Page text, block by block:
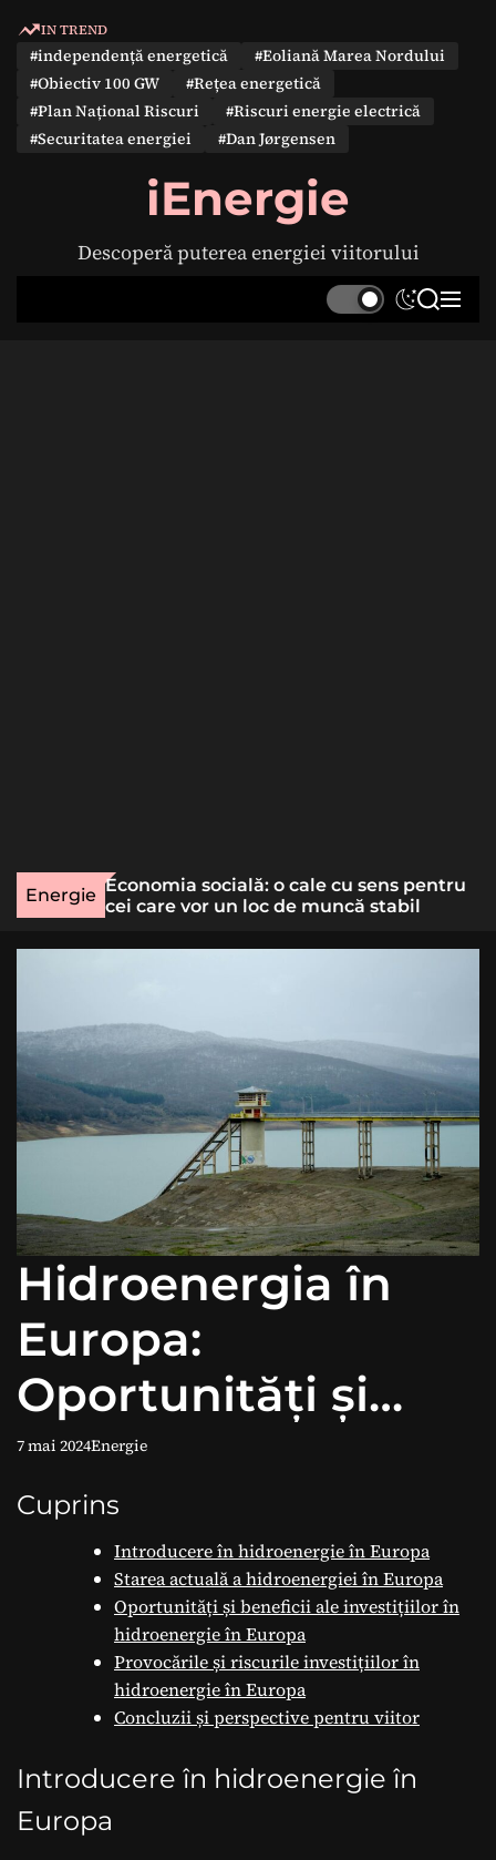
IN TREND
#independență energetică
#Eoliană Marea Nordului
#Obiectiv 100 GW
#Rețea energetică
#Plan Național Riscuri
#Riscuri energie electrică
#Securitatea energiei
#Dan Jørgensen
iEnergie
Descoperă puterea energiei viitorului
S
S M
Energie
rară
Economia socială: o cale cu sens pentru
cei care vor un loc de muncă stabil
Hidroenergia în
Europa:
Oportunități și
Provocări.
7 mai 2024Energie
Cuprins
Introducere în hidroenergie în Europa
Starea actuală a hidroenergiei în Europa
Oportunități și beneficii ale investițiilor în
hidroenergie în Europa
Provocările și riscurile investițiilor în
hidroenergie în Europa
Concluzii și perspective pentru viitor
Introducere în hidroenergie în
Europa